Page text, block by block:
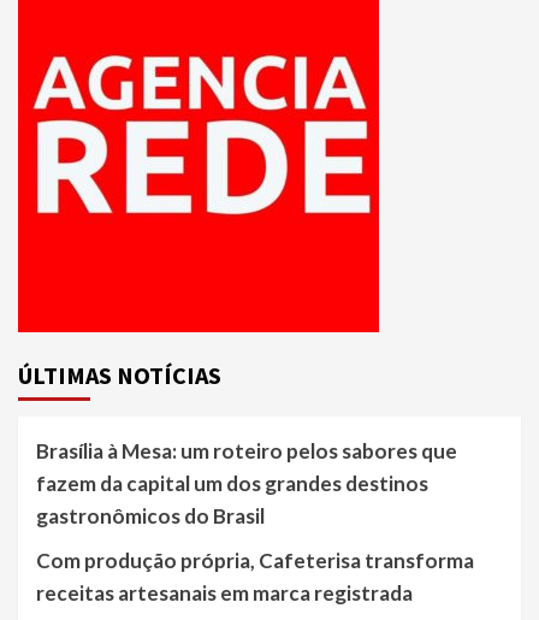
ÚLTIMAS NOTÍCIAS
Brasília à Mesa: um roteiro pelos sabores que
fazem da capital um dos grandes destinos
gastronômicos do Brasil
Com produção própria, Cafeterisa transforma
receitas artesanais em marca registrada